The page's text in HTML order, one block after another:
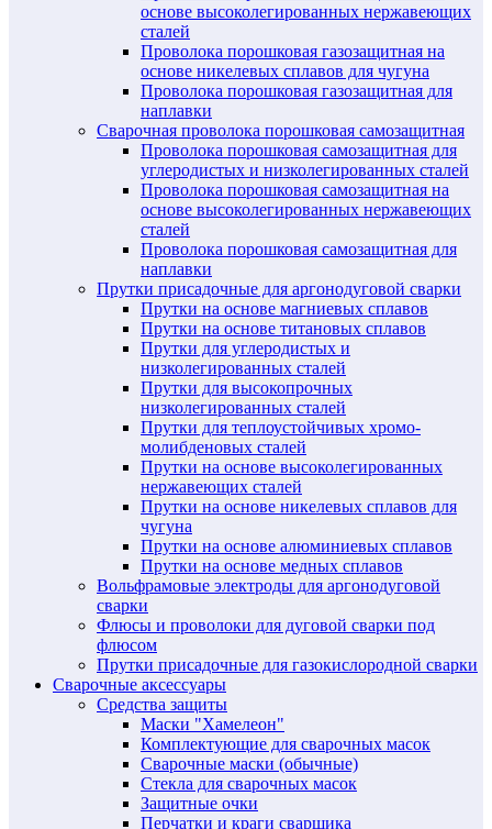
основе высоколегированных нержавеющих
сталей
Проволока порошковая газозащитная на
основе никелевых сплавов для чугуна
Проволока порошковая газозащитная для
наплавки
Сварочная проволока порошковая самозащитная
Проволока порошковая самозащитная для
углеродистых и низколегированных сталей
Проволока порошковая самозащитная на
основе высоколегированных нержавеющих
сталей
Проволока порошковая самозащитная для
наплавки
Прутки присадочные для аргонодуговой сварки
Прутки на основе магниевых сплавов
Прутки на основе титановых сплавов
Прутки для углеродистых и
низколегированных сталей
Прутки для высокопрочных
низколегированных сталей
Прутки для теплоустойчивых хромо-
молибденовых сталей
Прутки на основе высоколегированных
нержавеющих сталей
Прутки на основе никелевых сплавов для
чугуна
Прутки на основе алюминиевых сплавов
Прутки на основе медных сплавов
Вольфрамовые электроды для аргонодуговой
сварки
Флюсы и проволоки для дуговой сварки под
флюсом
Прутки присадочные для газокислородной сварки
Сварочные аксессуары
Средства защиты
Маски "Хамелеон"
Комплектующие для сварочных масок
Сварочные маски (обычные)
Стекла для сварочных масок
Защитные очки
Перчатки и краги сварщика